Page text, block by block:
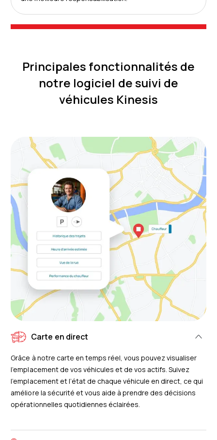
Principales fonctionnalités de
notre logiciel de suivi de
véhicules Kinesis
Carte en direct
Grâce à notre carte en temps réel, vous pouvez visualiser
l’emplacement de vos véhicules et de vos actifs. Suivez
l’emplacement et l’état de chaque véhicule en direct, ce qui
améliore la sécurité et vous aide à prendre des décisions
opérationnelles quotidiennes éclairées.